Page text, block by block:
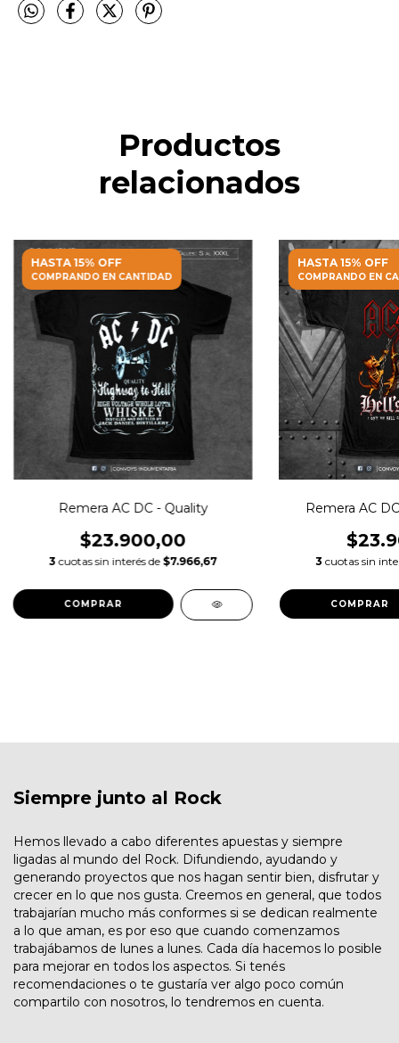
Productos
relacionados
HASTA 15% OFF
COMPRANDO EN CANTIDAD
Remera AC DC - Quality
$23.900,00
3 cuotas sin interés de $7.966,67
COMPRAR
HASTA 15% OFF
COMPRANDO EN
Remera AC
3 cuotas sin
COMPRAR
Siempre junto al Rock
Hemos llevado a cabo diferentes apuestas y siempre
ligadas al mundo del Rock. Difundiendo, ayudando y
generando proyectos que nos hagan sentir bien, disfrutar y
crecer en lo que nos gusta. Creemos en general, que todos
trabajarían mucho más conformes si se dedican realmente
a lo que aman, es por eso que cuando comenzamos
trabajábamos de lunes a lunes. Cada día hacemos lo posible
para mejorar en todos los aspectos. Si tenés
recomendaciones o te gustaría ver algo poco común
compartilo con nosotros, lo tendremos en cuenta.